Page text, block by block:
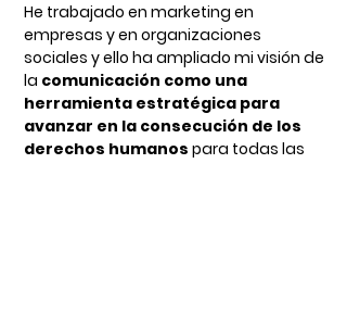
He trabajado en marketing en
empresas y en organizaciones
sociales y ello ha ampliado mi visión de
la comunicación como una
herramienta estratégica para
avanzar en la consecución de los
derechos humanos para todas las